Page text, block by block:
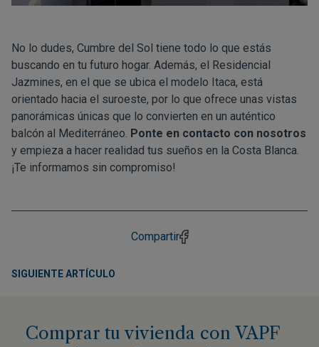
No lo dudes, Cumbre del Sol tiene todo lo que estás
buscando en tu futuro hogar. Además, el Residencial
Jazmines, en el que se ubica el modelo Itaca, está
orientado hacia el suroeste, por lo que ofrece unas vistas
panorámicas únicas que lo convierten en un auténtico
balcón al Mediterráneo. Ponte en contacto con nosotros
y empieza a hacer realidad tus sueños en la Costa Blanca.
¡Te informamos sin compromiso!
Compartir
SIGUIENTE ARTÍCULO
Comprar tu vivienda con VAPF